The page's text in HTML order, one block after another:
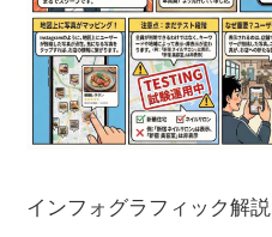
インフォグラフィック解説